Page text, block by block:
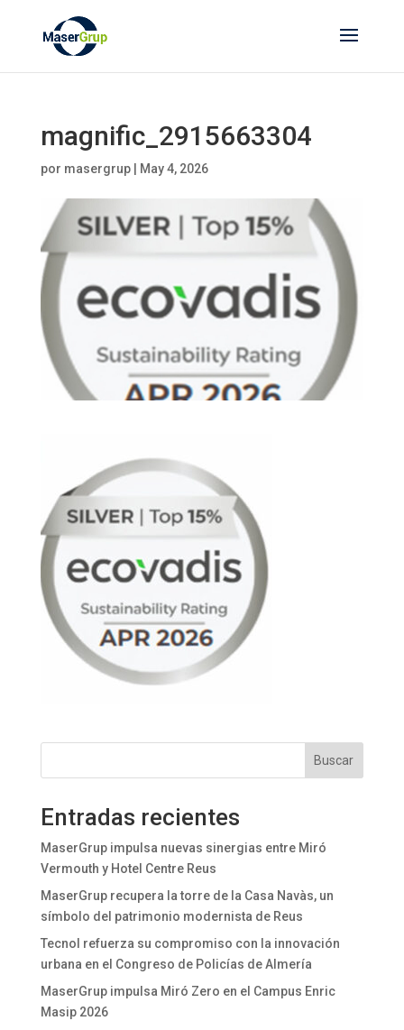
magnific_2915663304
por masergrup| May 4, 2026
Buscar
Entradas recientes
MaserGrup impulsa nuevas sinergias entre Miró
Vermouth y Hotel Centre Reus
MaserGrup recupera la torre de la Casa Navàs, un
símbolo del patrimonio modernista de Reus
Tecnol refuerza su compromiso con la innovación
urbana en el Congreso de Policías de Almería
MaserGrup impulsa Miró Zero en el Campus Enric
Masip 2026